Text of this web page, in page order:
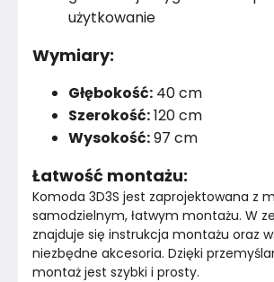
Montażużytkowanie
Wymiary:
Głębokość: 40 cm
Szerokość:120 cm
Wysokość:97 cm
Łatwość montażu:
Komoda 3D3S jest zaprojektowana z
samodzielnym, łatwym montażu. W
znajduje się instrukcja montażu oraz
niezbędne akcesoria. Dzięki
montaż jest szybki i prosty.